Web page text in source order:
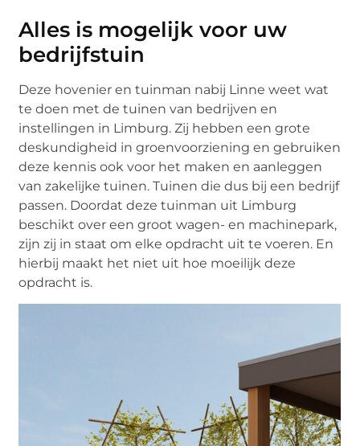
Alles is mogelijk voor uw
bedrijfstuin
Deze hovenier en tuinman nabij Linne weet wat
te doen met de tuinen van bedrijven en
instellingen in Limburg. Zij hebben een grote
deskundigheid in groenvoorziening en gebruiken
deze kennis ook voor het maken en aanleggen
van zakelijke tuinen. Tuinen die dus bij een bedrijf
passen. Doordat deze tuinman uit Limburg
beschikt over een groot wagen- en machinepark,
zijn zij in staat om elke opdracht uit te voeren. En
hierbij maakt het niet uit hoe moeilijk deze
opdracht is.